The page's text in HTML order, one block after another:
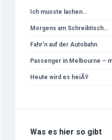
Ich musste lachen…
Morgens am Schreibtisch…
Fahr’n auf der Autobahn
Passenger in Melbourne –
Heute wird es heiÃŸ
Was es hier so gibt